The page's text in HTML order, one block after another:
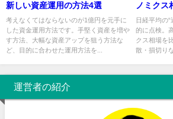
新しい資産運用の方法4選
考えなくてはならないのが1億円を元手に
した資金運用方法です。手堅く資産を増や
す方法、大幅な資産アップを狙う方法な
ど、目的に合わせた運用方法を...
ノミクス
リスクと
向政策期
日経平均の
的に点検。
クス相場を
散・損切り
運営者の紹介